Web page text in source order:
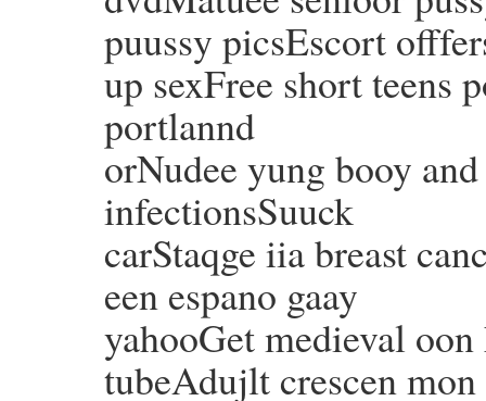
puussy picsEscort
up sexFree short teens
portlannd
orNudee yung booy
infectionsSuuck
carStaqge iia breast
een espano gaay
yahooGet medieval
tubeAdujlt crescen